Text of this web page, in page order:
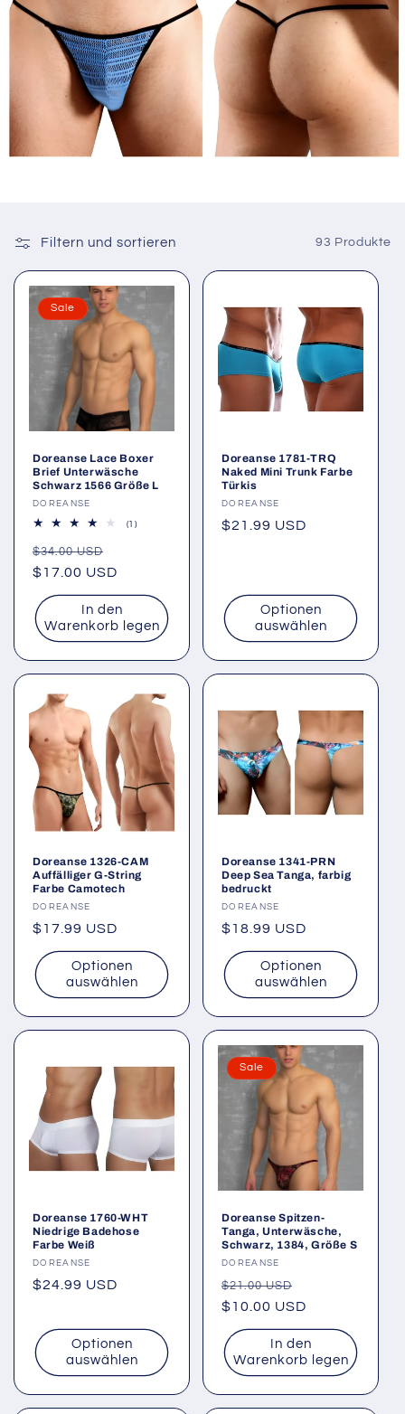
Filtern und sortieren 93 Produkte
Sale
Doreanse Lace Boxer
Brief Unterwäsche
Schwarz 1566 Größe L
Anbieter:
DOREANSE
(1)1
Normaler
Preis
$34.00 USD
$17.00 USD
In den
Warenkorb legen
Doreanse 1781-TRQ
Naked Mini Trunk Farbe
Türkis
Anbieter:
DOREANSE
Normaler
$21.99 USD
Optionen
auswählen
Doreanse 1326-CAM
Auffälliger G-String
Farbe Camotech
Anbieter:
DOREANSE
Normaler
Preis
$17.99 USD
Optionen
auswählen
Doreanse 1341-PRN
Deep Sea Tanga, farbig
bedruckt
Anbieter:
DOREANSE
Normaler
Preis
$18.99 USD
Optionen
auswählen
Doreanse 1760-WHT
Niedrige Badehose
Farbe Weiß
Anbieter:
DOREANSE
Normaler
$24.99 USD
Optionen
auswählen
Sale
Doreanse Spitzen-
Tanga, Unterwäsche,
Schwarz, 1384, Größe S
Anbieter:
DOREANSE
Normaler
Preis
$21.00 USD
$10.00 USD
In den
Warenkorb legen